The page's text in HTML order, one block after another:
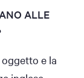
ALLE
e la